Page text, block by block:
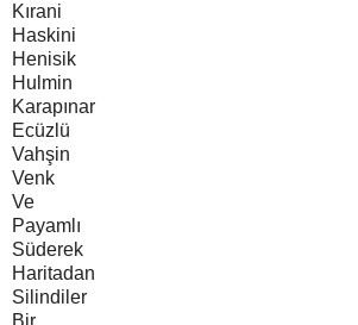
Kırani
Haskini
Henisik
Hulmin
Karapınar
Ecüzlü
Vahşin
Venk
Ve
Payamlı
Süderek
Haritadan
Silindiler